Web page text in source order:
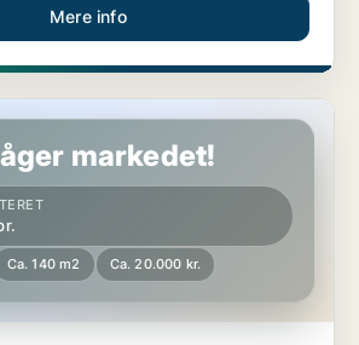
Mere info
markedet!
Ca. 140 m2 Ca. 20.000 kr.